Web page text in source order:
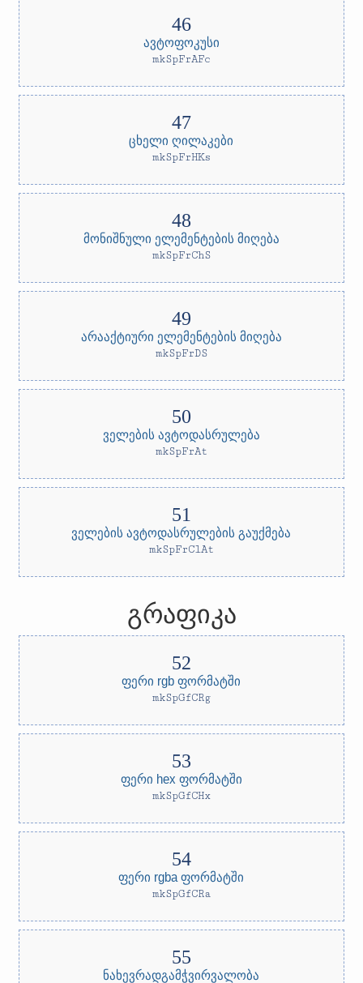
ავტოფოკუსი
mkSpFrAFc
ცხელი ღილაკები
mkSpFrHKs
მონიშნული ელემენტების მიღება
mkSpFrChS
არააქტიური ელემენტების მიღება
mkSpFrDS
ველების ავტოდასრულება
mkSpFrAt
ველების ავტოდასრულების გაუქმება
mkSpFrClAt
გრაფიკა
ფერი rgb ფორმატში
mkSpGfCRg
ფერი hex ფორმატში
mkSpGfCHx
ფერი rgba ფორმატში
mkSpGfCRa
ნახევრადგამჭვირვალობა